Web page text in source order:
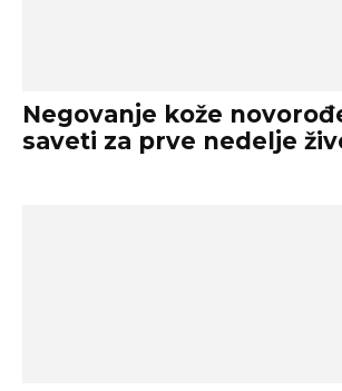
Negovanje kože
saveti za prve nedelje